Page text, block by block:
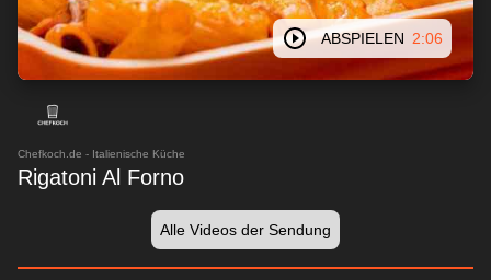
ABSPIELEN 2:06
Chefkoch.de - Italienische Küche
Rigatoni Al Forno
Alle Videos der Sendung